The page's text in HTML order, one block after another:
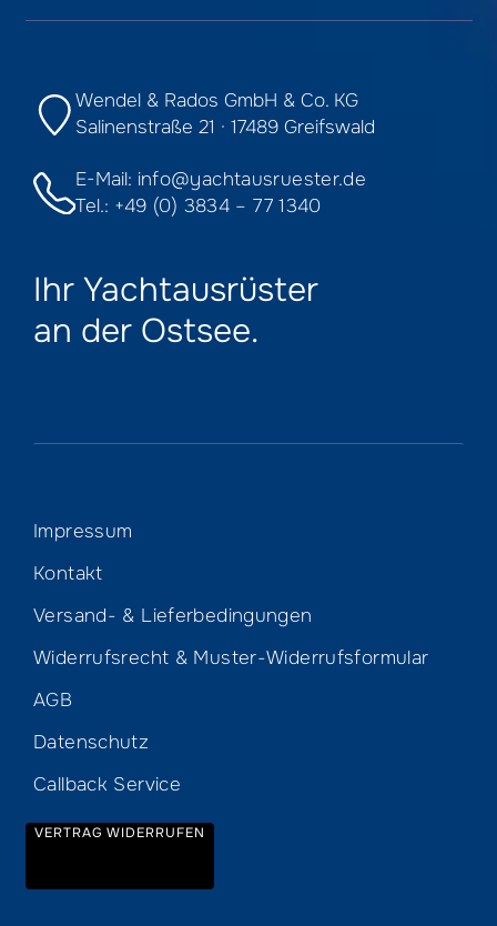
Wendel & Rados GmbH & Co. KG
Salinenstraße 21 · 17489 Greifswald
E-Mail: info@yachtausruester.de
Tel.: +49 (0) 3834 – 77 1340
Ihr Yachtausrüster
an der Ostsee.
Impressum
Kontakt
Versand- & Lieferbedingungen
Widerrufsrecht & Muster-Widerrufsformular
AGB
Datenschutz
Callback Service
VERTRAG WIDERRUFEN